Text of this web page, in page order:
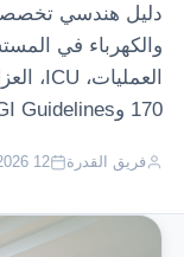
دليل هندسي تخصصي
والكهرباء في
170 وFGI Guidelines.
فريق القدرة 12 Apr 2026